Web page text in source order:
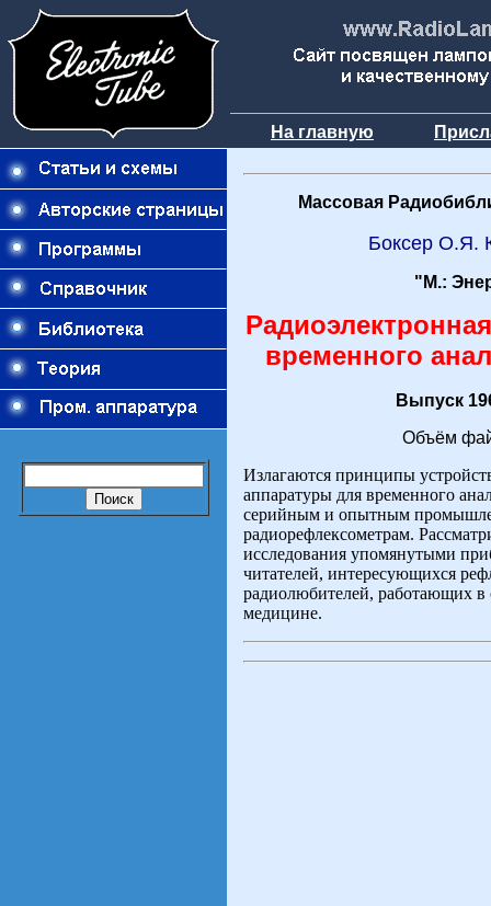
На главную
Массовая
Боксер О.Я.
"М.:
временного
Выпуск
Объём
Излагаются принципы
аппаратуры для временного
серийным и опытным
радиорефлексометрам.
исследования упомянутыми
читателей, интересующихся
радиолюбителей, работающих в
медицине.